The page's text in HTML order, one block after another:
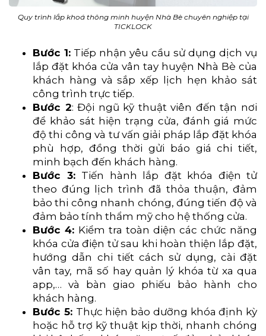
Quy trình lắp khoá thông minh huyện Nhà Bè chuyên nghiệp tại
TICKLOCK
Bước 1: Tiếp nhận yêu cầu sử dụng dịch vụ
lắp đặt khóa cửa vân tay huyện Nhà Bè của
khách hàng và sắp xếp lịch hẹn khảo sát
công trình trực tiếp.
Bước 2: Đội ngũ kỹ thuật viên đến tận nơi
để khảo sát hiện trạng cửa, đánh giá mức
độ thi công và tư vấn giải pháp lắp đặt khóa
phù hợp, đồng thời gửi báo giá chi tiết,
minh bạch đến khách hàng.
Bước 3: Tiến hành lắp đặt khóa điện tử
theo đúng lịch trình đã thỏa thuận, đảm
bảo thi công nhanh chóng, đúng tiến độ và
đảm bảo tính thẩm mỹ cho hệ thống cửa.
Bước 4: Kiểm tra toàn diện các chức năng
khóa cửa điện tử sau khi hoàn thiện lắp đặt,
hướng dẫn chi tiết cách sử dụng, cài đặt
vân tay, mã số hay quản lý khóa từ xa qua
app,… và bàn giao phiếu bảo hành cho
khách hàng.
Bước 5: Thực hiện bảo dưỡng khóa định kỳ
hoặc hỗ trợ kỹ thuật kịp thời, nhanh chóng